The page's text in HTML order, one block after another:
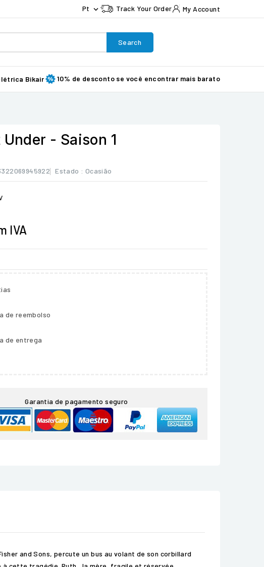
Pt  Track Your Order My Account
Search
Bikair 10% de desconto se você encontrar mais barato
Under - Saison 1
Estado : Ocasião
IVA
de reembolso
de entrega
Garantia de pagamento seguro
and Sons, percute un bus au volant de son corbillard